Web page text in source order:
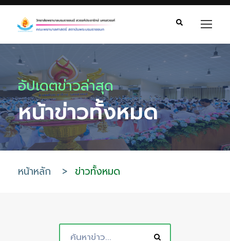
อัปเดตข่าวล่าสุด
หน้าข่าวทั้งหมด
หน้าหลัก > ข่าวทั้งหมด